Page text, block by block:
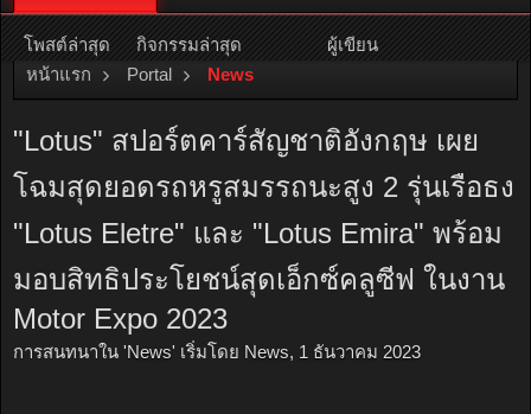
หรืออ่านรายละเอียดเพิ่มเติม คลิกที่นี่
หน้าแรก Portal News
"Lotus" สปอร์ตคาร์สัญชาติอังกฤษ เผย
โฉมสุดยอดรถหรูสมรรถนะสูง 2 รุ่นเรือธง
"Lotus Eletre" และ "Lotus Emira" พร้อม
มอบสิทธิประโยชน์สุดเอ็กซ์คลูซีฟ ในงาน
Motor Expo 2023
การสนทนาใน 'News' เริ่มโดย News, 1 ธันวาคม 2023
โพสต์ล่าสุด กิจกรรมล่าสุด ผู้เขียน